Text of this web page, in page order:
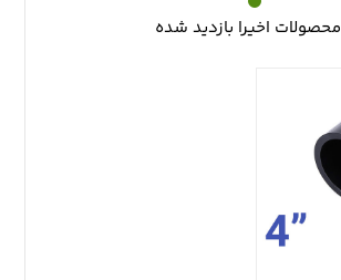
محصولات اخیرا بازدید شده